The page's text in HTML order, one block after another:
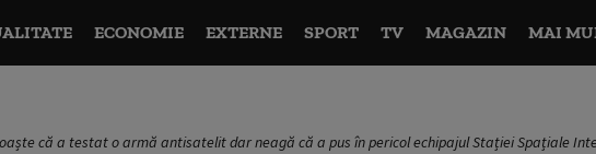
ECONOMIE EXTERNE SPORT TV MAGAZIN MAI
că a testat o armă antisatelit dar neagă că a pus în pericol echipajul Stației Spațiale